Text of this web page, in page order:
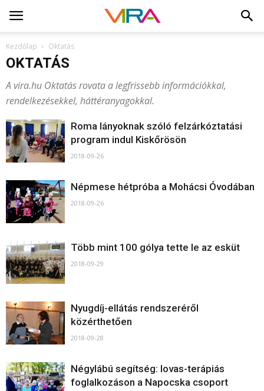
Kezdőlap Oktatás
OKTATÁS
A vira.hu Oktatás rovata a legfrissebb információkkal,
rendelkezésekkel, háttéranyagokkal.
Roma lányoknak szóló felzárkóztatási
program indul Kiskőrösön
2018-09-26
Népmese hétpróba a Mohácsi Óvodában
2018-09-26
Több mint 100 gólya tette le az esküt
2018-09-29
Nyugdíj-ellátás rendszeréről
közérthetően
2018-09-28
Négylábú segítség: lovas-terápiás
foglalkozáson a Napocska csoport